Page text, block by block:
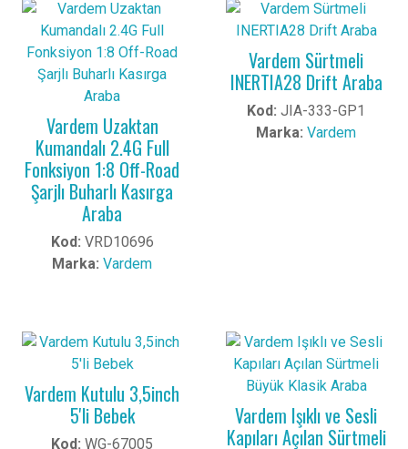
Vardem Uzaktan
Kumandalı 2.4G Full
Fonksiyon 1:8 Off-Road
Şarjlı Buharlı Kasırga
Araba
Kod: VRD10696
Marka: Vardem
Vardem Sürtmeli
INERTIA28 Drift Araba
Kod: JIA-333-GP1
Marka: Vardem
Vardem Kutulu 3,5inch
5'li Bebek
Kod: WG-67005
Vardem Işıklı ve Sesli
Kapıları Açılan Sürtmeli